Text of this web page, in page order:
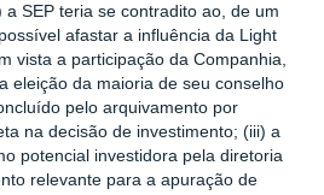
SEP teria se contradito ao, de um
afastar a influência da Light
vista a participação da Companhia,
eleição da maioria de seu conselho
pelo arquivamento por
na decisão de investimento; (iii) a
potencial investidora pela diretoria
relevante para a apuração de